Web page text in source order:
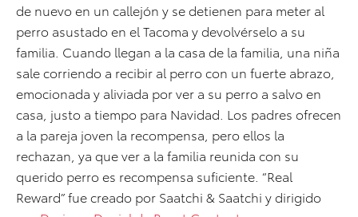
de nuevo en un callejón y se detienen para meter al
perro asustado en el Tacoma y devolvérselo a su
familia. Cuando llegan a la casa de la familia, una niña
sale corriendo a recibir al perro con un fuerte abrazo,
emocionada y aliviada por ver a su perro a salvo en
casa, justo a tiempo para Navidad. Los padres ofrecen
a la pareja joven la recompensa, pero ellos la
rechazan, ya que ver a la familia reunida con su
querido perro es recompensa suficiente. “Real
Reward” fue creado por Saatchi & Saatchi y dirigido